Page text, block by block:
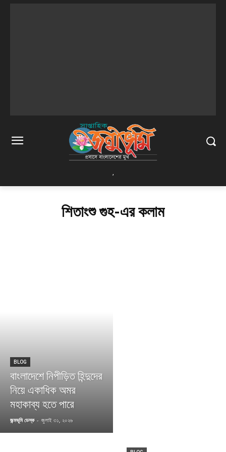
শিতাংশু গুহ-এর কলাম
BLOG
বাংলাদেশে নিপীড়িত হিন্দুদের
নিয়ে একাধিক অমর
মহাকাব্য হতে পারে
জন্মভূমি ডেস্ক - জুলাই ৩১, ২০২৬